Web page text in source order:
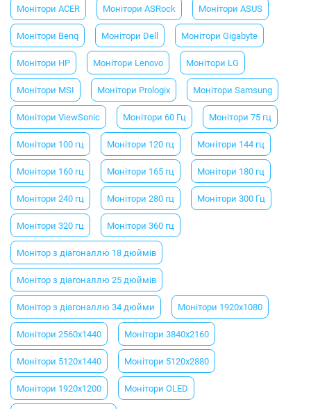
Монітори ACER Монітори ASRock Монітори ASUS
Монітори Benq Монітори Dell Монітори Gigabyte
Монітори HP Монітори Lenovo Монітори LG
Монітори MSI Монітори Prologix Монітори Samsung
Монітори ViewSonic Монітори 60 Гц Монітори 75 гц
Монітори 100 гц Монітори 120 гц Монітори 144 гц
Монітори 160 гц Монітори 165 гц Монітори 180 гц
Монітори 240 гц Монітори 280 гц Монітори 300 Гц
Монітори 320 гц Монітори 360 гц
Монітор з діагоналлю 18 дюймів
Монітор з діагоналлю 25 дюймів
Монітор з діагоналлю 34 дюйми Монітори 1920х1080
Монітори 2560х1440 Монітори 3840х2160
Монітори 5120х1440 Монітори 5120х2880
Монітори 1920х1200 Монітори OLED